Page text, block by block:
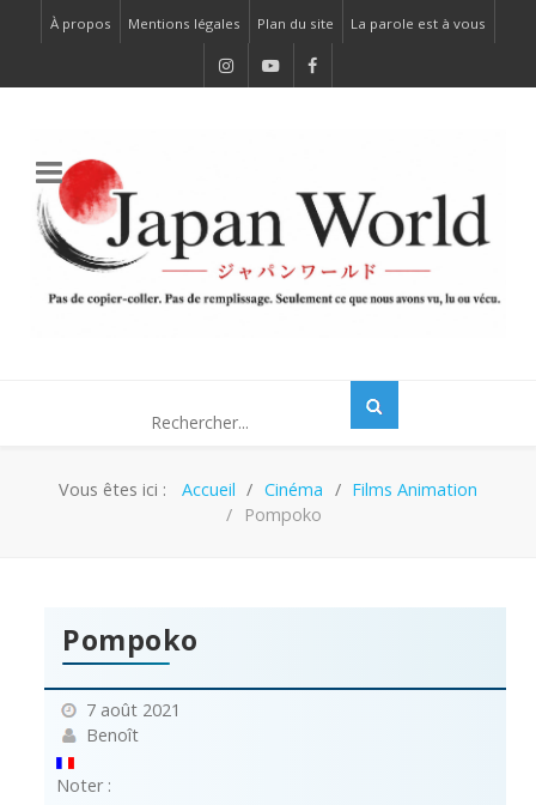
À propos Mentions légales Plan du site La parole est à vous
Vous êtes ici : Accueil Cinéma
Films Animation
Pompoko
Pompoko
7 août 2021
Benoît
Noter :